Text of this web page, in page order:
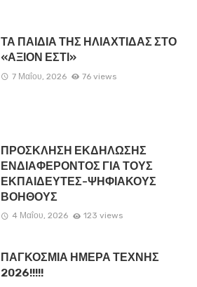
ΤΑ ΠΑΙΔΙΑ ΤΗΣ ΗΛΙΑΧΤΙΔΑΣ ΣΤΟ
«ΑΞΙΟΝ ΕΣΤΙ»
7 Μαΐου, 2026 76 views
ΠΡΟΣΚΛΗΣΗ ΕΚΔΗΛΩΣΗΣ
ΕΝΔΙΑΦΕΡΟΝΤΟΣ ΓΙΑ ΤΟΥΣ
ΕΚΠΑΙΔΕΥΤΕΣ-ΨΗΦΙΑΚΟΥΣ
ΒΟΗΘΟΥΣ
4 Μαΐου, 2026 123 views
ΠΑΓΚΟΣΜΙΑ ΗΜΕΡΑ ΤΕΧΝΗΣ
2026!!!!!